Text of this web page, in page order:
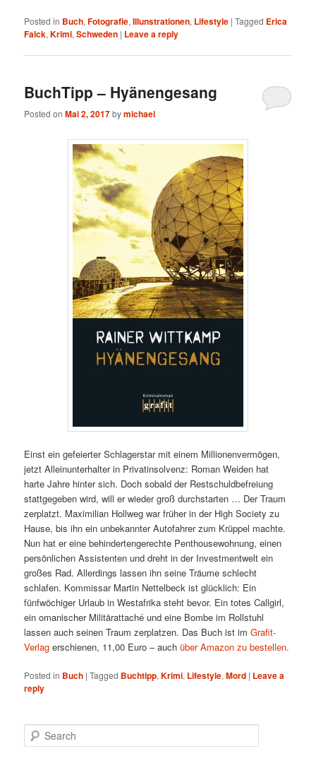
Posted in Buch,Fotografie,Illunstrationen, Lifestyle |Tagged Erica
Falck,Krimi,Schweden | Leave a reply
BuchTipp – Hyänengesang
Posted onMai 2, 2017bymichael
Einst ein gefeierter Schlagerstar mit einem Millionenvermögen,
jetzt Alleinunterhalter in Privatinsolvenz: Roman Weiden hat
harte Jahre hinter sich. Doch sobald der Restschuldbefreiung
stattgegeben wird, will er wieder groß durchstarten … Der Traum
zerplatzt. Maximilian Hollweg war früher in der High Society zu
Hause, bis ihn ein unbekannter Autofahrer zum Krüppel machte.
Nun hat er eine behindertengerechte Penthousewohnung, einen
persönlichen Assistenten und dreht in der Investmentwelt ein
großes Rad. Allerdings lassen ihn seine Träume schlecht
schlafen. Kommissar Martin Nettelbeck ist glücklich: Ein
fünfwöchiger Urlaub in Westafrika steht bevor. Ein totes Callgirl,
ein omanischer Militärattaché und eine Bombe im Rollstuhl
lassen auch seinen Traum zerplatzen. Das Buch ist imGrafit-
Verlag erschienen, 11,00 Euro – auchüber Amazon zu bestellen.
Posted in Buch |Tagged Buchtipp,Krimi, Lifestyle,Mord | Leave a
reply
Search